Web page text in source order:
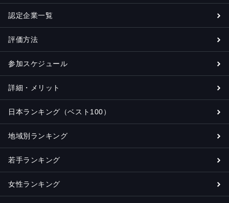
認定企業一覧
評価方法
参加スケジュール
詳細・メリット
日本ランキング（ベスト100）
地域別ランキング
若手ランキング
女性ランキング